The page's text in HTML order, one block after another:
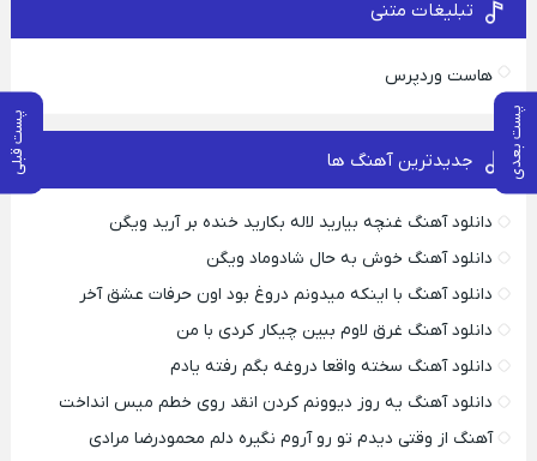
پست بعدی پست قبلی
تبلیغات متنی
هاست وردپرس
جدیدترین آهنگ ها
دانلود آهنگ غنچه بیارید لاله بکارید خنده بر آرید ویگن
دانلود آهنگ خوش به حال شادوماد ویگن
دانلود آهنگ با اینکه میدونم دروغ بود اون حرفات عشق آخر
دانلود آهنگ غرق لاوم ببین چیکار کردی با من
دانلود آهنگ سخته واقعا دروغه بگم رفته یادم
دانلود آهنگ یه روز دیوونم کردن انقد روی خطم میس انداخت
آهنگ از وقتی دیدم تو رو آروم نگیره دلم محمودرضا مرادی